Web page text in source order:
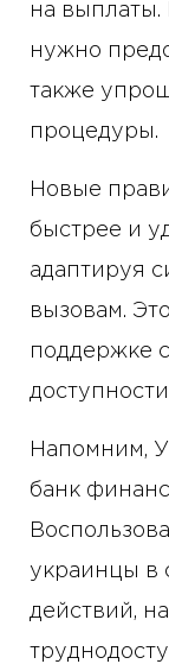
на
нужно
также
процедуры.
Новые
быстрее и
адаптируя
вызовам.
поддержке
Напомним,
банк
украинцы в
действий,